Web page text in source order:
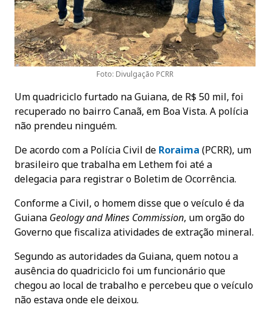
Foto: Divulgação PCRR
Um quadriciclo furtado na Guiana, de R$ 50 mil, foi
recuperado no bairro Canaã, em Boa Vista. A polícia
não prendeu ninguém.
De acordo com a Polícia Civil de Roraima (PCRR), um
brasileiro que trabalha em Lethem foi até a
delegacia para registrar o Boletim de Ocorrência.
Conforme a Civil, o homem disse que o veículo é da
Guiana Geology and Mines Commission, um orgão do
Governo que fiscaliza atividades de extração mineral.
Segundo as autoridades da Guiana, quem notou a
ausência do quadriciclo foi um funcionário que
chegou ao local de trabalho e percebeu que o veículo
não estava onde ele deixou.